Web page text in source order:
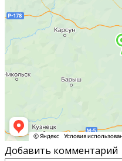
Добавить комментарий